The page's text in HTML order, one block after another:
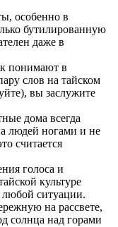
особенно в
бутилированную
даже в
понимают в
слов на тайском
вы заслужите
дома всегда
людей ногами и не
считается
голоса и
культуре
любой ситуации.
на рассвете,
солнца над горами